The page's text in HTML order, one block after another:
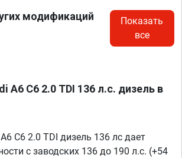
модификаций
Показать
все
A6 C6 2.0 TDI 136 л.с. дизель в
C6 2.0 TDI дизель 136 лс дает
с заводских 136 до 190 л.с. (+54